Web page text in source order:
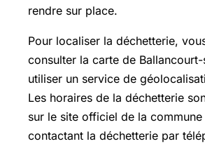
rendre sur place.
Pour localiser la déchetterie,
consulter la carte de
utiliser un service de
Les horaires de la déchetterie
sur le site officiel de la commune
contactant la déchetterie par